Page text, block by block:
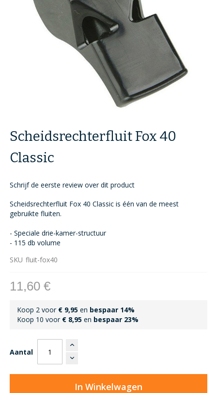
het
van
de
gallerij
Scheidsrechterfluit Fox 40
Classic
Schrijf de eerste review over dit product
Scheidsrechterfluit Fox 40 Classic is één van de meest
gebruikte fluiten.
- Speciale drie-kamer-structuur
- 115 db volume
SKU fluit-fox40
11,60 €
Koop 2 voor € 9,95 en bespaar 14%
Koop 10 voor € 8,95 en bespaar 23%
Aantal
In Winkelwagen